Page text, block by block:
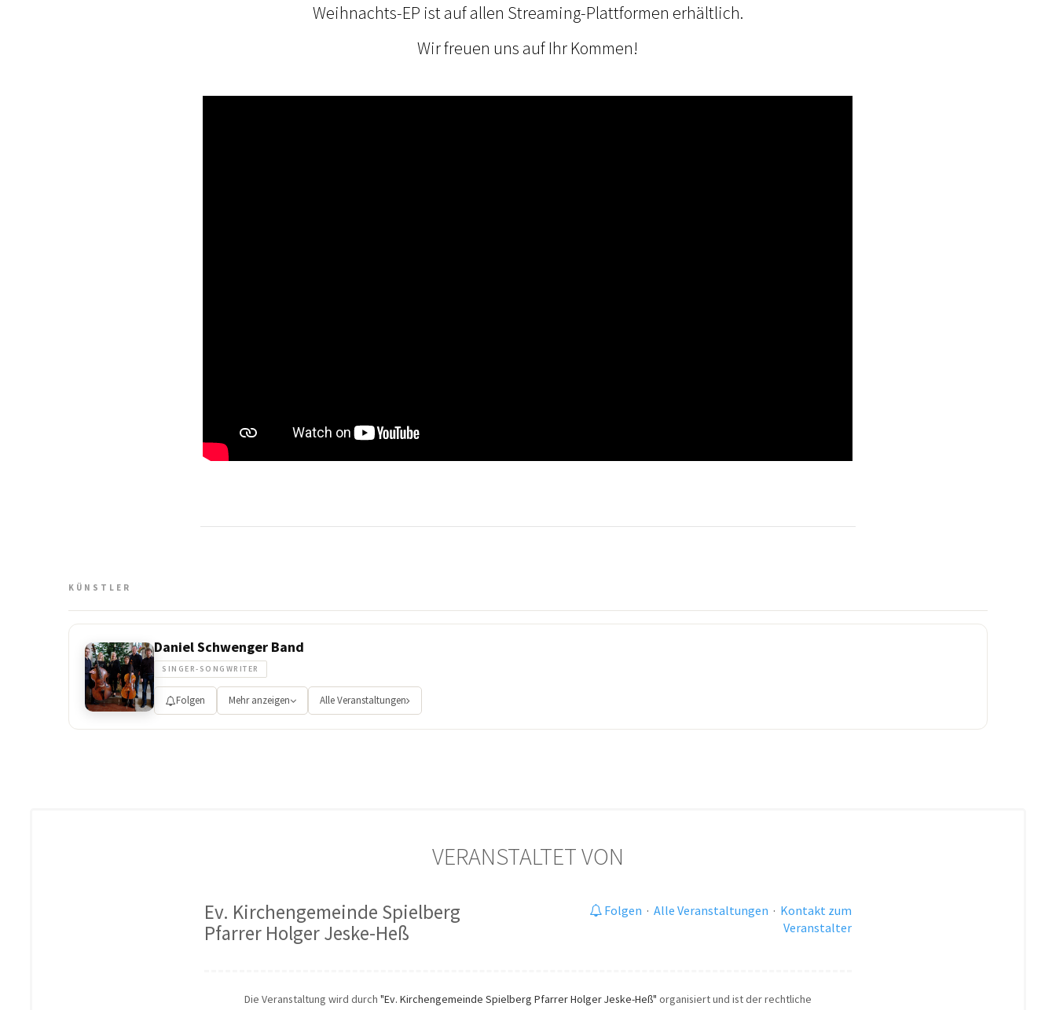
Weihnachts-EP ist auf allen Streaming-Plattformen erhältlich.
Wir freuen uns auf Ihr Kommen!
KÜNSTLER
Daniel Schwenger Band
SINGER-SONGWRITER
Folgen Mehr anzeigen Alle Veranstaltungen
VERANSTALTET VON
Ev. Kirchengemeinde Spielberg
Pfarrer Holger Jeske-Heß
Folgen · Alle Veranstaltungen · Kontakt zum
Veranstalter
Die Veranstaltung wird durch "Ev. Kirchengemeinde Spielberg Pfarrer Holger Jeske-Heß" organisiert und ist der rechtliche